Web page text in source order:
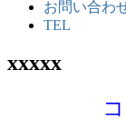
お問い合わ
TEL
xxxxx